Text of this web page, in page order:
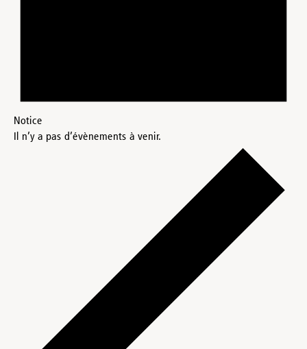
Notice
Il n’y a pas d’évènements à venir.